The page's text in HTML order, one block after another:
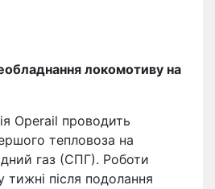
локомотиву на
Operail проводить
тепловоза на
газ (СПГ). Роботи
після подолання